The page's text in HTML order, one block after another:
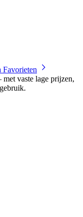
Favorieten
vaste lage prijzen,